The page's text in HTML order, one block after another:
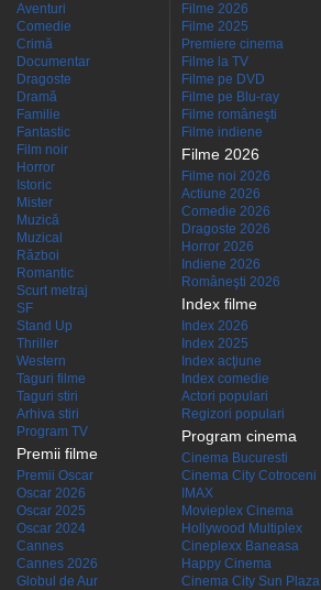
Aventuri
Comedie
Crimă
Documentar
Dragoste
Dramă
Familie
Fantastic
Film noir
Horror
Istoric
Mister
Muzică
Muzical
Război
Romantic
Scurt metraj
SF
Stand Up
Thriller
Western
Taguri filme
Taguri stiri
Arhiva stiri
Program TV
Premii filme
Premii Oscar
Oscar 2026
Oscar 2025
Oscar 2024
Cannes
Cannes 2026
Globul de Aur
Filme 2026
Filme 2025
Premiere cinema
Filme la TV
Filme pe DVD
Filme pe Blu-ray
Filme româneşti
Filme indiene
Filme 2026
Filme noi 2026
Actiune 2026
Comedie 2026
Dragoste 2026
Horror 2026
Indiene 2026
Româneşti 2026
Index filme
Index 2026
Index 2025
Index acţiune
Index comedie
Actori populari
Regizori populari
Program cinema
Cinema Bucuresti
Cinema City Cotroceni
IMAX
Movieplex Cinema
Hollywood Multiplex
Cineplexx Baneasa
Happy Cinema
Cinema City Sun Plaza